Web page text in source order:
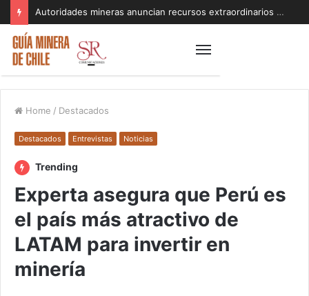
Autoridades mineras anuncian recursos extraordinarios para pequeños mineros afectados por el sistema frontal en Coquimbo y Atacama
Home / Destacados
Destacados Entrevistas Noticias
Trending
Experta asegura que Perú es
el país más atractivo de
LATAM para invertir en
minería